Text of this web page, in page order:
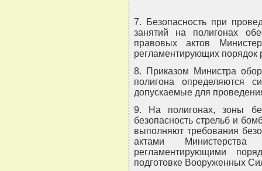
7. Безопасность при
занятий на полигонах
правовых актов
регламентирующих порядок
8. Приказом Министра
полигона определяются
допускаемые для
9. На полигонах, зоны
безопасность стрельб и
выполняют требования
актами
регламентирующими
подготовке Вооруженных